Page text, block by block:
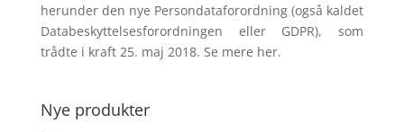
herunder den nye Persondataforordning (også kaldet
Databeskyttelsesforord­ningen eller GDPR), som
trådte i kraft 25. maj 2018. Se mere her.
Nye produkter